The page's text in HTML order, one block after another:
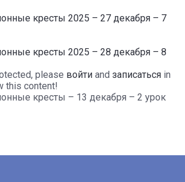
кресты 2025 – 27 декабря – 7
кресты 2025 – 28 декабря – 8
please войти and записаться in
this content!
кресты – 13 декабря – 2 урок